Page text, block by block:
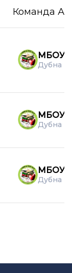
Команда А
МБОУ
Дубна
МБОУ
Дубна
МБОУ
Дубна